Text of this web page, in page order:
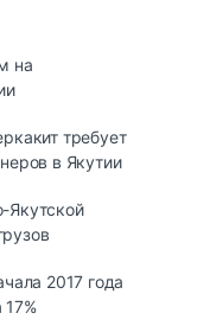
на
требует
в Якутии
Якутской
2017 года